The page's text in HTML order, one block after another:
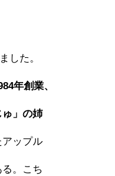
した。
年創業、
」の姉
ップル
。こち